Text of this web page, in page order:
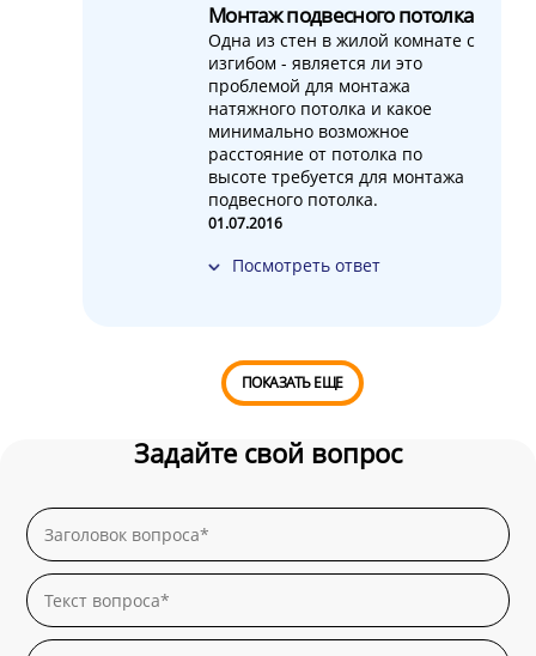
Монтаж подвесного потолка
Одна из стен в жилой комнате с
изгибом - является ли это
проблемой для монтажа
натяжного потолка и какое
минимально возможное
расстояние от потолка по
высоте требуется для монтажа
подвесного потолка.
01.07.2016
Посмотреть ответ
ПОКАЗАТЬ ЕЩЕ
Задайте свой вопрос